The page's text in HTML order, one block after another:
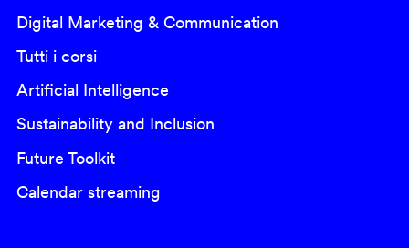
Digital Marketing & Communication
Tutti i corsi
Artificial Intelligence
Sustainability and Inclusion
Future Toolkit
Calendar streaming